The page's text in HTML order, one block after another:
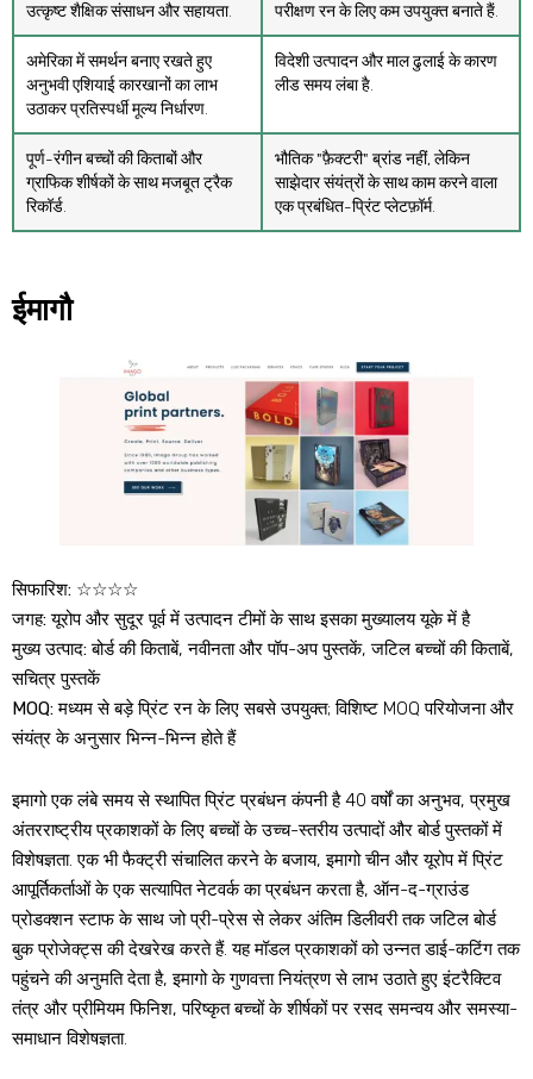
उत्कृष्ट शैक्षिक संसाधन और सहायता.
परीक्षण रन के लिए कम उपयुक्त बनाते हैं.
अमेरिका में समर्थन बनाए रखते हुए
अनुभवी एशियाई कारखानों का लाभ
उठाकर प्रतिस्पर्धी मूल्य निर्धारण.
विदेशी उत्पादन और माल ढुलाई के कारण
लीड समय लंबा है.
पूर्ण-रंगीन बच्चों की किताबों और
ग्राफिक शीर्षकों के साथ मजबूत ट्रैक
रिकॉर्ड.
भौतिक "फ़ैक्टरी" ब्रांड नहीं, लेकिन
साझेदार संयंत्रों के साथ काम करने वाला
एक प्रबंधित-प्रिंट प्लेटफ़ॉर्म.
ईमागौ
सिफारिश: ☆☆☆☆
जगह:यूरोप और सुदूर पूर्व में उत्पादन टीमों के साथ इसका मुख्यालय यूके में है
मुख्य उत्पाद:बोर्ड की किताबें, नवीनता और पॉप-अप पुस्तकें, जटिल बच्चों की किताबें,
सचित्र पुस्तकें
MOQ:मध्यम से बड़े प्रिंट रन के लिए सबसे उपयुक्त; विशिष्ट MOQ परियोजना और
संयंत्र के अनुसार भिन्न-भिन्न होते हैं
इमागो एक लंबे समय से स्थापित प्रिंट प्रबंधन कंपनी है 40 वर्षों का अनुभव, प्रमुख
अंतरराष्ट्रीय प्रकाशकों के लिए बच्चों के उच्च-स्तरीय उत्पादों और बोर्ड पुस्तकों में
विशेषज्ञता. एक भी फैक्ट्री संचालित करने के बजाय, इमागो चीन और यूरोप में प्रिंट
आपूर्तिकर्ताओं के एक सत्यापित नेटवर्क का प्रबंधन करता है, ऑन-द-ग्राउंड
प्रोडक्शन स्टाफ के साथ जो प्री-प्रेस से लेकर अंतिम डिलीवरी तक जटिल बोर्ड
बुक प्रोजेक्ट्स की देखरेख करते हैं. यह मॉडल प्रकाशकों को उन्नत डाई-कटिंग तक
पहुंचने की अनुमति देता है, इमागो के गुणवत्ता नियंत्रण से लाभ उठाते हुए इंटरैक्टिव
तंत्र और प्रीमियम फिनिश, परिष्कृत बच्चों के शीर्षकों पर रसद समन्वय और समस्या-
समाधान विशेषज्ञता.